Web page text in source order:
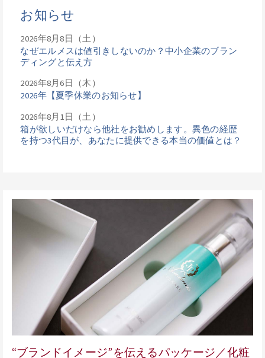
お知らせ
なぜエルメスは値引きしないのか？中小企業のブラン
ディングと伝え方
2026年8月8日（土）
2026年【夏季休業のお知らせ】
2026年8月6日（木）
箱が欲しいだけなら他社をお勧めします。異色の経歴
を持つ3代目が、あなたに提供できる本当の価値とは？
2026年8月1日（土）
“ブランドイメージ”を伝えるパッケージ／化粧